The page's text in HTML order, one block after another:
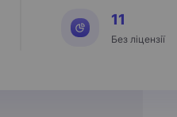
11
Без ліцензії